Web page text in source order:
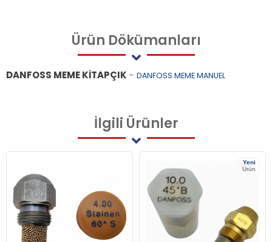
Ürün Dökümanları
DANFOSS MEME KİTAPÇIK - DANFOSS MEME MANUEL
İlgili Ürünler
Yeni
Ürün